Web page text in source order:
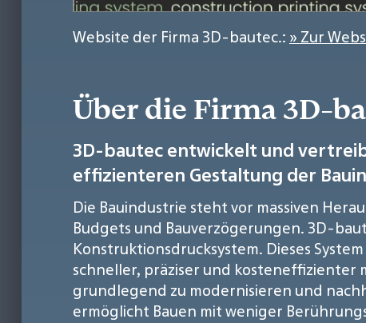
Website der Firma 3D-bautec.: » Zur
Über die Firma 3D-
3D-bautec entwickelt und
effizienteren Gestaltung der
Die Bauindustrie steht vor massiven
Budgets und Bauverzögerungen. 3D-
Konstruktionsdrucksystem. Dieses
schneller, präziser und kosteneffizienter
grundlegend zu modernisieren und
ermöglicht Bauen mit weniger